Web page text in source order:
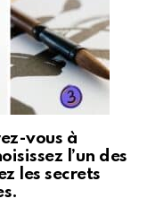
vous à
l’un des
les secrets